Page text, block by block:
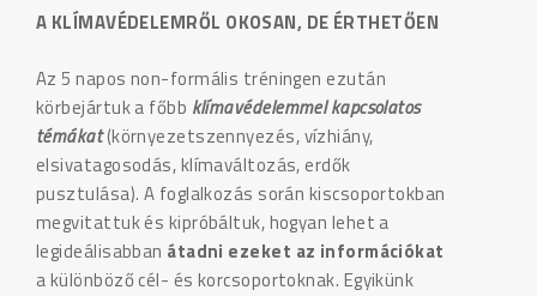
A KLÍMAVÉDELEMRŐL OKOSAN, DE ÉRTHETŐEN
Az 5 napos non-formális tréningen ezután
körbejártuk a főbb klímavédelemmel kapcsolatos
témákat(környezetszennyezés, vízhiány,
elsivatagosodás, klímaváltozás, erdők
pusztulása). A foglalkozás során kiscsoportokban
megvitattuk és kipróbáltuk, hogyan lehet a
legideálisabban átadni ezeket az információkat
a különböző cél- és korcsoportoknak. Egyikünk